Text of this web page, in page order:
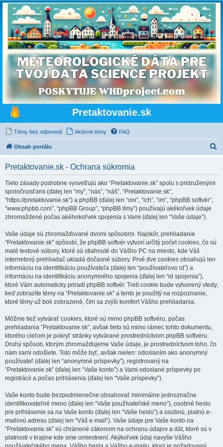
Pretaktovanie.sk
Témy bez odpovedí Aktívne témy FAQ
Obsah portálu
Pretaktovanie.sk - Ochrana súkromia
Tieto zásady podrobne vysvetľujú ako “Pretaktovanie.sk” spolu s pridruženými
spoločnosťami (ďalej len “my”, “nás”, “náš”, “Pretaktovanie.sk”,
“https://pretaktovanie.sk”) a phpBB (ďalej len “oni”, “ich”, “im”, “phpBB softvér”,
“www.phpbb.com”, “phpBB Group”, “phpBB tímy”) používajú akékoľvek údaje
zhromaždené počas akéhokoľvek spojenia s Vami (ďalej len “Vaše údaje”).
Vaše údaje sú zhromažďované dvomi spôsobmi. Najskôr, prehliadanie
“Pretaktovanie.sk” spôsobí, že phpBB softvér vytvorí určitý počet cookies, čo sú
malé textové súbory, ktoré sú stiahnuté do Vášho PC na miesto, kde Váš
internetový prehliadač ukladá dočasné súbory. Prvé dve cookies obsahujú len
informáciu na identifikáciu používateľa (ďalej len “používateľovo id”) a
informáciu na identifikáciu anonymného spojenia (ďalej len “id spojenia”),
ktoré Vám automaticky priradí phpBB softvér. Tretí cookie bude vytvorený vtedy,
keď zobrazíte témy na “Pretaktovanie.sk” a tento je použitý na rozpoznanie,
ktoré témy už boli zobrazené, čím sa zvýši komfort Vášho prehliadania.
Môžme tiež vytvárať cookies, ktoré sú mimo phpBB softvéru, počas
prehliadania “Pretaktovanie.sk”, avšak tieto sú mimo rámec tohto dokumentu,
ktorého cieľom je pokryť stránky vytvárané prostredníctvom phpBB softvéru.
Druhý spôsob, ktorým zhromažďujeme Vaše údaje, je prostredníctvom toho, čo
nám sami odošlete. Toto môže byť, avšak nielen: odoslaním ako anonymný
používateľ (ďalej len “anonymné príspevky”), registrovaný na
“Pretaktovanie.sk” (ďalej len “Vaše konto”) a Vami odoslané príspevky po
registrácii a počas prihlásenia (ďalej len “Vaše príspevky”).
Vaše konto bude bezpodmienečne obsahovať minimálne jednoznačne
identifikovateľné meno (ďalej len “Vaše používateľské meno”), osobné heslo
pre prihlásenie sa na Vaše konto (ďalej len “Vaše heslo”) a osobnú, platnú e-
mailovú adresu (ďalej len “Váš e-mail”). Vaše údaje pre Vaše konto na
“Pretaktovanie.sk” sú chránené zákonom na ochranu údajov a dát, ktoré sú v
platnosti v krajine kde sme umiestnení. Akýkoľvek údaj navyše Vášho